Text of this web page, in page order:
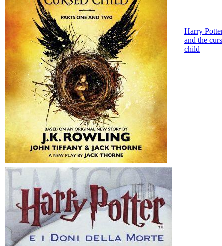
Harry
and the
child